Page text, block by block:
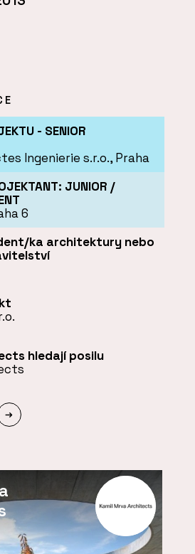
- SENIOR
Ingenierie s.r.o., Praha
JUNIOR /
6
ka architektury nebo
hledají posilu